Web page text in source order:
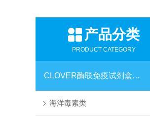
产品分类
PRODUCT CATEGORY
CLOVER酶联免疫试剂盒系列
海洋毒素类